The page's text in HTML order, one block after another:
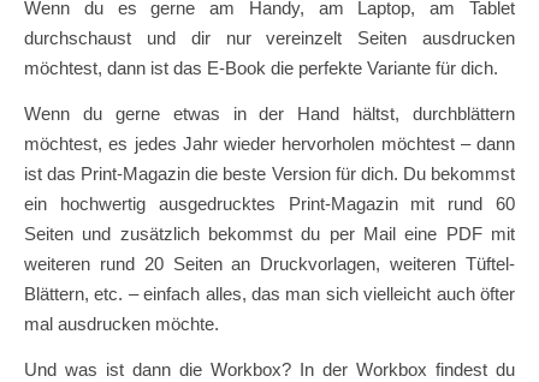
Wenn du es gerne am Handy, am Laptop, am Tablet
durchschaust und dir nur vereinzelt Seiten ausdrucken
möchtest, dann ist das E-Book die perfekte Variante für dich.
Wenn du gerne etwas in der Hand hältst, durchblättern
möchtest, es jedes Jahr wieder hervorholen möchtest – dann
ist das Print-Magazin die beste Version für dich. Du bekommst
ein hochwertig ausgedrucktes Print-Magazin mit rund 60
Seiten und zusätzlich bekommst du per Mail eine PDF mit
weiteren rund 20 Seiten an Druckvorlagen, weiteren Tüftel-
Blättern, etc. – einfach alles, das man sich vielleicht auch öfter
mal ausdrucken möchte.
Und was ist dann die Workbox? In der Workbox findest du